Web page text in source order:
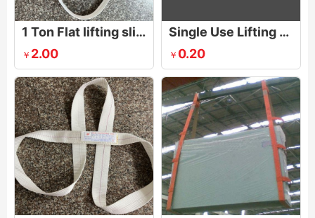
1 Ton Flat lifting sling strap white webbing sling
￥ 2.00
Single Use Lifting Sling
￥ 0.20